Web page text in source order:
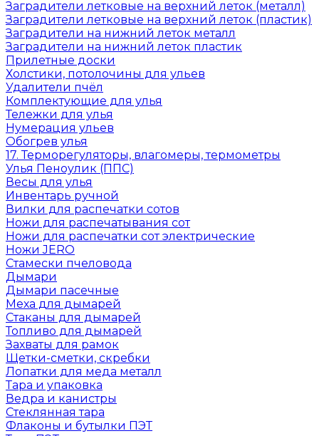
Заградители летковые на верхний леток (металл)
Заградители летковые на верхний леток (пластик)
Заградители на нижний леток металл
Заградители на нижний леток пластик
Прилетные доски
Холстики, потолочины для ульев
Удалители пчёл
Комплектующие для улья
Тележки для улья
Нумерация ульев
Обогрев улья
17. Терморегуляторы, влагомеры, термометры
Улья Пеноулик (ППС)
Весы для улья
Инвентарь ручной
Вилки для распечатки сотов
Ножи для распечатывания сот
Ножи для распечатки сот электрические
Ножи JERO
Стамески пчеловода
Дымари
Дымари пасечные
Меха для дымарей
Стаканы для дымарей
Топливо для дымарей
Захваты для рамок
Щетки-сметки, скребки
Лопатки для меда металл
Тара и упаковка
Ведра и канистры
Стеклянная тара
Флаконы и бутылки ПЭТ